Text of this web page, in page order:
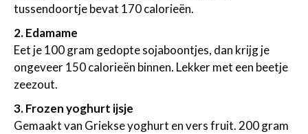
tussendoortje bevat 170 calorieën.
2. Edamame
Eet je 100 gram gedopte sojaboontjes, dan krijg je
ongeveer 150 calorieën binnen. Lekker met een beetje
zeezout.
3. Frozen yoghurt ijsje
Gemaakt van Griekse yoghurt en vers fruit. 200 gram